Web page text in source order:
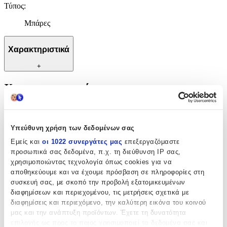
Υπεύθυνη χρήση των δεδομένων σας
Εμείς και οι 1022 συνεργάτες μας επεξεργαζόμαστε
προσωπικά σας δεδομένα, π.χ. τη διεύθυνση IP σας,
χρησιμοποιώντας τεχνολογία όπως cookies για να
αποθηκεύουμε και να έχουμε πρόσβαση σε πληροφορίες στη
συσκευή σας, με σκοπό την προβολή εξατομικευμένων
διαφημίσεων και περιεχομένου, τις μετρήσεις σχετικά με
διαφημίσεις και περιεχόμενο, την καλύτερη εικόνα του κοινού
μας και την ανάπτυξη προϊόντων. Έχετε τη δυνατότητα
Τύπος:
Μπάρες
Χαρακτηριστικά
+
Χαρακτηριστικά
Κατασκευαστής:
Sequoia
Βασικά Χαρακτηριστικά
Χρώμα Υλικού:
Μαύρο
Υλικό:
Ατσάλι